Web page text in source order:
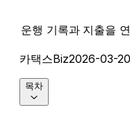
운행 기록과 지출을
카택스Biz2026-03-20
목차